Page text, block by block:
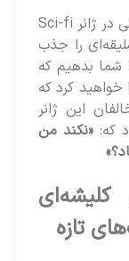
با این حال به نظر ما درنهایت هیچ فیلمی در ژانر Sci-fi
را جذب
که
کرد که
ژانر
«نکند من